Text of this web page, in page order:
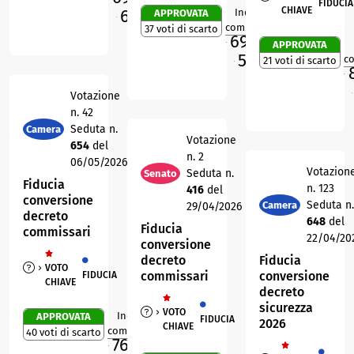
63,6 %
Camera
Votazione
n. 42
Seduta n.
654 del
06/05/2026
Fiducia
conversione
decreto
commissari
VOTO
CHIAVE
FIDUCIA
APPROVATA
40 voti di scarto
Indice di
compattezza
76,1
0
APPROVATA
37 voti di scarto
Indice di
compattezza
69,6%
59,7%
Senato
Votazione
n. 2
Seduta n.
416 del
29/04/2026
Fiducia
conversione
decreto
commissari
VOTO
CHIAVE
FIDUCIA
CHIAVE
FIDUCIA
APPROVATA
21 voti di scarto
Camera
n. 123
Seduta n.
648del
22/04/
Fiducia
conversione
decreto
sicurezza
2026